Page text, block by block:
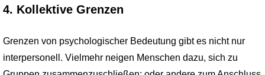
4. Kollektive Grenzen
Grenzen von psychologischer Bedeutung gibt es nicht nur
interpersonell. Vielmehr neigen Menschen dazu, sich zu